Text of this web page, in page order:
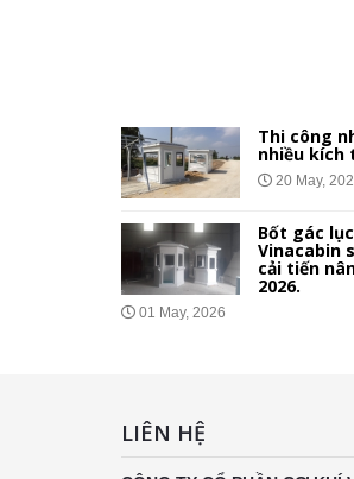
Thi công
nhiều kích
20 May,
Bốt gác
Vinacabin
cải tiến
2026.
01 May, 2026
LIÊN HỆ